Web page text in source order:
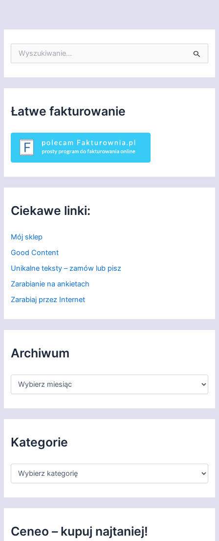
k
a
d
l
:
Łatwe fakturowanie
Ciekawe linki:
Mój sklep
Good Content
Unikalne teksty – zamów lub pisz
Zarabianie na ankietach
Zarabiaj przez Internet
Archiwum
A
h
i
u
m
Kategorie
K
e
g
r
iCeneo – kupuj najtaniej!